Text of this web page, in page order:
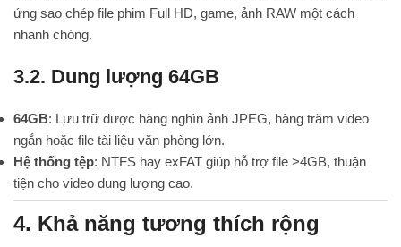
ứng sao chép file phim Full HD, game, ảnh RAW một cách
nhanh chóng.
3.2. Dung lượng 64GB
64GB: Lưu trữ được hàng nghìn ảnh JPEG, hàng trăm video
ngắn hoặc file tài liệu văn phòng lớn.
Hệ thống tệp: NTFS hay exFAT giúp hỗ trợ file >4GB, thuận
tiện cho video dung lượng cao.
4. Khả năng tương thích rộng